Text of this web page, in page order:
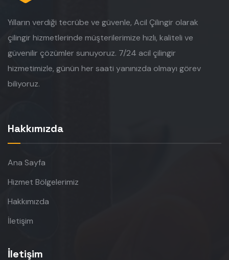
Yılların verdiği tecrübe ve güvenle, Acil Çilingir olarak
çilingir hizmetlerinde müşterilerimize hızlı, kaliteli ve
güvenilir çözümler sunuyoruz. 7/24 acil çilingir
hizmetimizle, günün her saati yanınızda olmayı görev
biliyoruz.
Hakkımızda
Ana Sayfa
Hizmet Bölgelerimiz
Hakkımızda
İletişim
İletişim